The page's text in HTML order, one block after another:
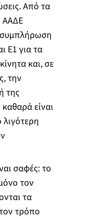
Από τα
ΑΑΔΕ
Ε1 για τα
και, σε
την
της
είναι
σαφές: το
τον
τα
τρόπο